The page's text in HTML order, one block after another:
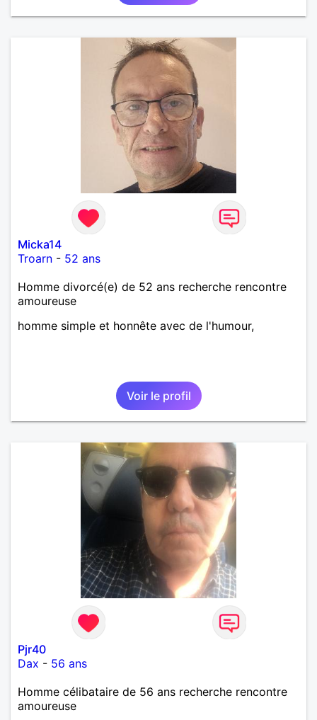
Micka14
Troarn - 52 ans
Homme divorcé(e) de 52 ans recherche rencontre
amoureuse
homme simple et honnête avec de l'humour,
Voir le profil
Pjr40
Dax - 56 ans
Homme célibataire de 56 ans recherche rencontre
amoureuse